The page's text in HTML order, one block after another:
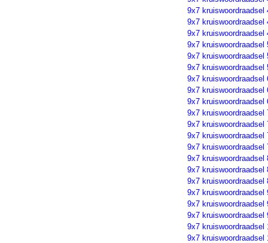
9x7 kruiswoordraadsel
9x7 kruiswoordraadsel
9x7 kruiswoordraadsel
9x7 kruiswoordraadsel
9x7 kruiswoordraadsel
9x7 kruiswoordraadsel
9x7 kruiswoordraadsel
9x7 kruiswoordraadsel
9x7 kruiswoordraadsel
9x7 kruiswoordraadsel
9x7 kruiswoordraadsel
9x7 kruiswoordraadsel
9x7 kruiswoordraadsel
9x7 kruiswoordraadsel
9x7 kruiswoordraadsel
9x7 kruiswoordraadsel
9x7 kruiswoordraadsel
9x7 kruiswoordraadsel
9x7 kruiswoordraadsel
9x7 kruiswoordraadsel
9x7 kruiswoordraadsel